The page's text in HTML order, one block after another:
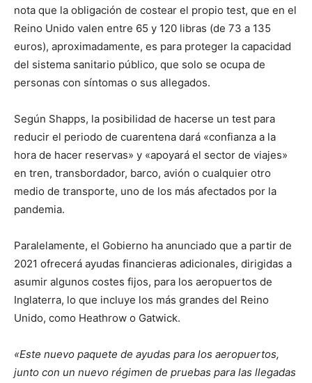
nota que la obligación de costear el propio test, que en el
Reino Unido valen entre 65 y 120 libras (de 73 a 135
euros), aproximadamente, es para proteger la capacidad
del sistema sanitario público, que solo se ocupa de
personas con síntomas o sus allegados.
Según Shapps, la posibilidad de hacerse un test para
reducir el periodo de cuarentena dará «confianza a la
hora de hacer reservas» y «apoyará el sector de viajes»
en tren, transbordador, barco, avión o cualquier otro
medio de transporte, uno de los más afectados por la
pandemia.
Paralelamente, el Gobierno ha anunciado que a partir de
2021 ofrecerá ayudas financieras adicionales, dirigidas a
asumir algunos costes fijos, para los aeropuertos de
Inglaterra, lo que incluye los más grandes del Reino
Unido, como Heathrow o Gatwick.
«Este nuevo paquete de ayudas para los aeropuertos,
junto con un nuevo régimen de pruebas para las llegadas